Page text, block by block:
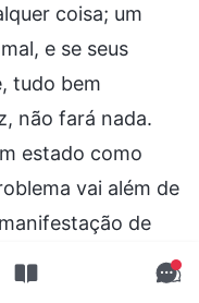
coisa; um
e se seus
tudo bem
não fará nada.
estado como
vai além de
de